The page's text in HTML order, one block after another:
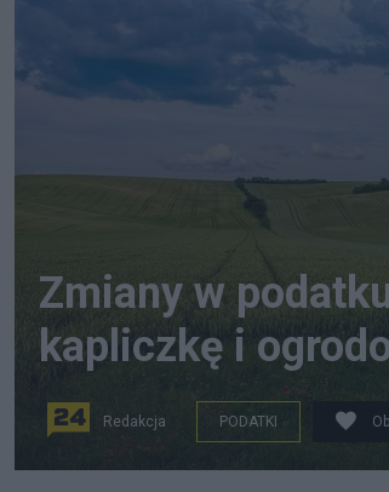
Zmiany w
kapliczkę i
Redakcja PODATKI